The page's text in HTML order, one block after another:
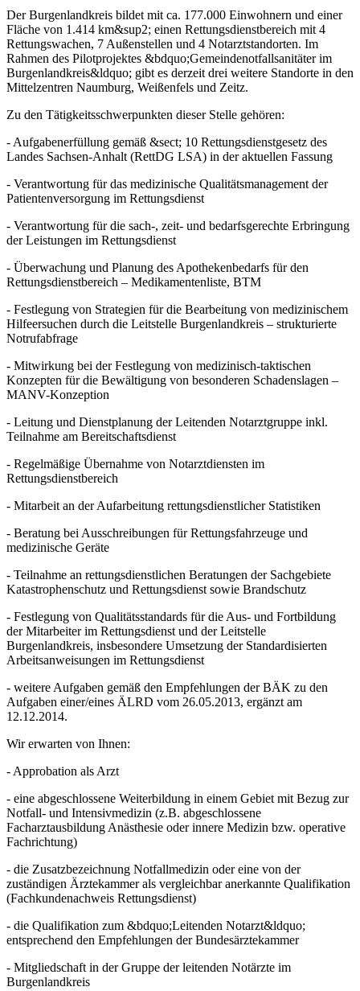
Der Burgenlandkreis bildet mit ca. 177.000 Einwohnern und einer
Fläche von 1.414 km&sup2; einen Rettungsdienstbereich mit 4
Rettungswachen, 7 Außenstellen und 4 Notarztstandorten. Im
Rahmen des Pilotprojektes &bdquo;Gemeindenotfallsanitäter im
Burgenlandkreis&ldquo; gibt es derzeit drei weitere Standorte in den
Mittelzentren Naumburg, Weißenfels und Zeitz.
Zu den Tätigkeitsschwerpunkten dieser Stelle gehören:
- Aufgabenerfüllung gemäß &sect; 10 Rettungsdienstgesetz des
Landes Sachsen-Anhalt (RettDG LSA) in der aktuellen Fassung
- Verantwortung für das medizinische Qualitätsmanagement der
Patientenversorgung im Rettungsdienst
- Verantwortung für die sach-, zeit- und bedarfsgerechte Erbringung
der Leistungen im Rettungsdienst
- Überwachung und Planung des Apothekenbedarfs für den
Rettungsdienstbereich – Medikamentenliste, BTM
- Festlegung von Strategien für die Bearbeitung von medizinischem
Hilfeersuchen durch die Leitstelle Burgenlandkreis – strukturierte
Notrufabfrage
- Mitwirkung bei der Festlegung von medizinisch-taktischen
Konzepten für die Bewältigung von besonderen Schadenslagen –
MANV-Konzeption
- Leitung und Dienstplanung der Leitenden Notarztgruppe inkl.
Teilnahme am Bereitschaftsdienst
- Regelmäßige Übernahme von Notarztdiensten im
Rettungsdienstbereich
- Mitarbeit an der Aufarbeitung rettungsdienstlicher Statistiken
- Beratung bei Ausschreibungen für Rettungsfahrzeuge und
medizinische Geräte
- Teilnahme an rettungsdienstlichen Beratungen der Sachgebiete
Katastrophenschutz und Rettungsdienst sowie Brandschutz
- Festlegung von Qualitätsstandards für die Aus- und Fortbildung
der Mitarbeiter im Rettungsdienst und der Leitstelle
Burgenlandkreis, insbesondere Umsetzung der Standardisierten
Arbeitsanweisungen im Rettungsdienst
- weitere Aufgaben gemäß den Empfehlungen der BÄK zu den
Aufgaben einer/eines ÄLRD vom 26.05.2013, ergänzt am
12.12.2014.
Wir erwarten von Ihnen:
- Approbation als Arzt
- eine abgeschlossene Weiterbildung in einem Gebiet mit Bezug zur
Notfall- und Intensivmedizin (z.B. abgeschlossene
Facharztausbildung Anästhesie oder innere Medizin bzw. operative
Fachrichtung)
- die Zusatzbezeichnung Notfallmedizin oder eine von der
zuständigen Ärztekammer als vergleichbar anerkannte Qualifikation
(Fachkundenachweis Rettungsdienst)
- die Qualifikation zum &bdquo;Leitenden Notarzt&ldquo;
entsprechend den Empfehlungen der Bundesärztekammer
- Mitgliedschaft in der Gruppe der leitenden Notärzte im
Burgenlandkreis